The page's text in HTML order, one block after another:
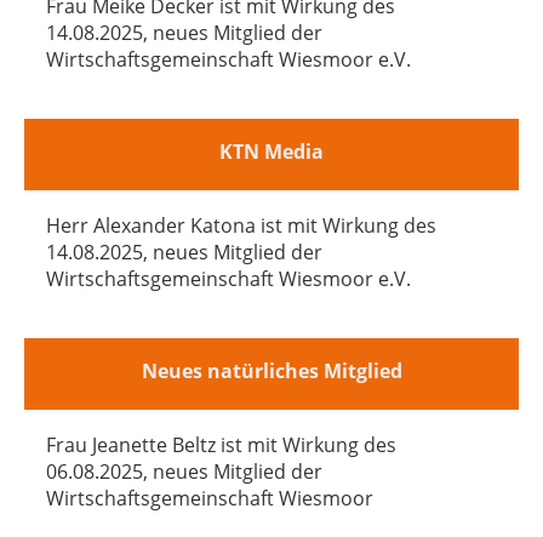
Frau Meike Decker ist mit Wirkung des
14.08.2025, neues Mitglied der
Wirtschaftsgemeinschaft Wiesmoor e.V.
KTN Media
Herr Alexander Katona ist mit Wirkung des
14.08.2025, neues Mitglied der
Wirtschaftsgemeinschaft Wiesmoor e.V.
Neues natürliches Mitglied
Frau Jeanette Beltz ist mit Wirkung des
06.08.2025, neues Mitglied der
Wirtschaftsgemeinschaft Wiesmoor